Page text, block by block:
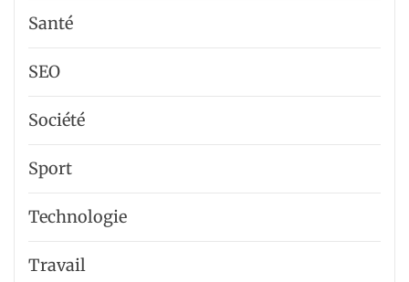
Santé
SEO
Société
Sport
Technologie
Travail